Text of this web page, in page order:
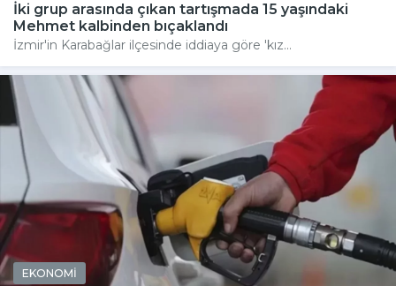
İki grup arasında çıkan tartışmada 15 yaşındaki
Mehmet kalbinden bıçaklandı
İzmir'in Karabağlar ilçesinde iddiaya göre 'kız...
EKONOMİ